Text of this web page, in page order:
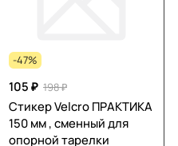
-47%
105 ₽ 198 ₽
Стикер Velcro ПРАКТИКА
150 мм , сменный для
опорной тарелки